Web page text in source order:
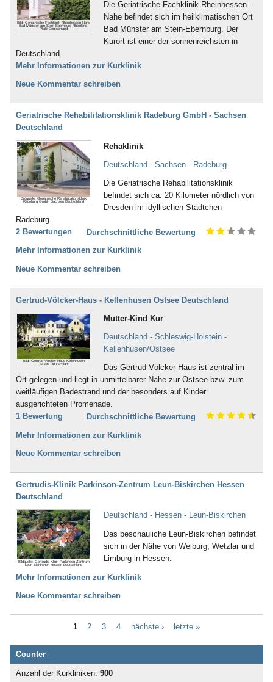
Bild: Geriatrische Fachklinik Rheinhessen-Nahe
Bad Münster am Stein-Ebernburg Rheinland-
Pfalz Deutschland
Die Geriatrische Fachklinik Rheinhessen-
Nahe befindet sich im heilklimatischen Ort
Bad Münster am Stein-Ebernburg. Der
Kurort ist einer der sonnenreichsten in
Deutschland.
Mehr Informationen zur Kurklinik
Neue Kommentar schreiben
Geriatrische Rehabilitationsklinik Radeburg GmbH - Sachsen
Deutschland
Bildquelle: Geriatrische Rehabilitationsklinik
Radeburg GmbH Sachsen Deutschland
Rehaklinik
Deutschland - Sachsen - Radeburg
Die Geriatrische Rehabilitationsklinik
befindet sich ca. 20 Kilometer nördlich von
Dresden im idyllischen Städtchen
Radeburg.
2 Bewertungen
Durchschnittliche Bewertung
Mehr Informationen zur Kurklinik
Neue Kommentar schreiben
Gertrud-Völcker-Haus - Kellenhusen Ostsee Deutschland
Bild: Gertrud-Völcker-Haus Kellenhusen
Ostsee Deutschland
Mutter-Kind Kur
Deutschland - Schleswig-Holstein -
Kellenhusen/Ostsee
Das Gertrud-Völcker-Haus ist zentral im
Ort gelegen und liegt in unmittelbarer Nähe zur Ostsee bzw. zum
weitläufigen Badestrand und der besonders auf Kinder
ausgerichteten Promenade.
1 Bewertung
Durchschnittliche Bewertung
Mehr Informationen zur Kurklinik
Neue Kommentar schreiben
Gertrudis-Klinik Parkinson-Zentrum Leun-Biskirchen Hessen
Deutschland
Bildquelle: Gertrudis-Klinik Parkinson-Zentrum
Leun-Biskirchen Hessen Deutschland
Deutschland - Hessen - Leun-Biskirchen
Das beschauliche Leun-Biskirchen befindet
sich in der Nähe von Weiburg, Wetzlar und
Limburg in Hessen.
Mehr Informationen zur Kurklinik
Neue Kommentar schreiben
1 2 3 4 nächste › letzte »
Counter
Anzahl der Kurkliniken: 900